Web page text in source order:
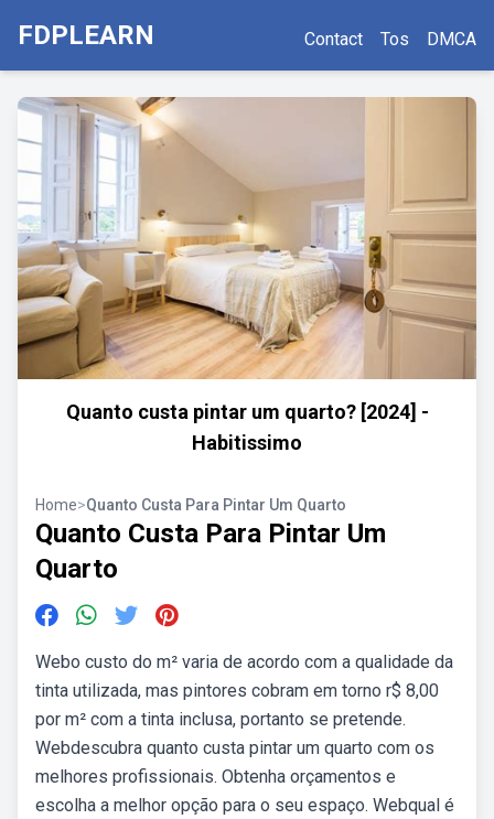
FDPLEARN Contact Tos DMCA
Quanto custa pintar um quarto? [2024] -
Habitissimo
Home>Quanto Custa Para Pintar Um Quarto
Quanto Custa Para Pintar Um
Quarto
Webo custo do m² varia de acordo com a qualidade da
tinta utilizada, mas pintores cobram em torno r$ 8,00
por m² com a tinta inclusa, portanto se pretende.
Webdescubra quanto custa pintar um quarto com os
melhores profissionais. Obtenha orçamentos e
escolha a melhor opção para o seu espaço. Webqual é